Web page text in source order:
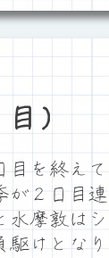
）
を終えて
が２日目連
水摩敦はシ
けとなり